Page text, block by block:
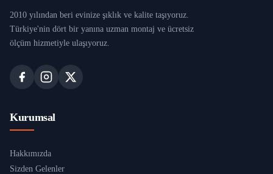
2010 yılından beri evinize şıklık ve kalite taşıyoruz.
Türkiye'nin dört bir yanına uzman montaj ve ücretsiz
ölçüm hizmetiyle ulaşıyoruz.
Kurumsal
Hakkımızda
Sizden Gelenler